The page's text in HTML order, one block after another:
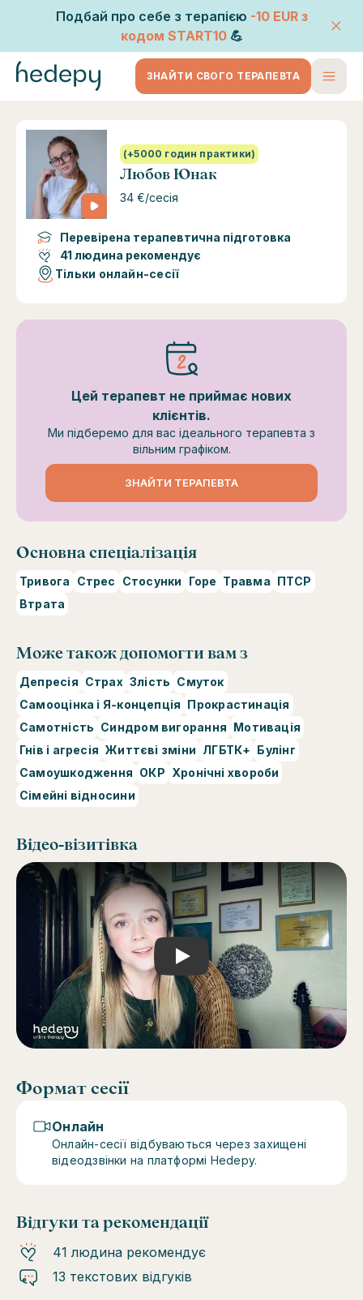
Подбай про себе з терапією -10 EURз
кодом START10💪
ЗНАЙТИ СВОГО ТЕРАПЕВТА
(+5000 годин практики)
Любов Юнак
34 €/сесія
Перевірена терапевтична підготовка
41 людина рекомендує
Тільки онлайн-сесії
Цей терапевт не приймає нових
клієнтів.
Ми підберемо для вас ідеального терапевта з
вільним графіком.
ЗНАЙТИ ТЕРАПЕВТА
Основна спеціалізація
Тривога Стрес Стосунки Горе Травма ПТСР
Втрата
Може також допомогти вам з
Депресія Страх Злість Смуток
Самооцінка і Я-концепція Прокрастинація
Самотність Синдром вигорання Мотивація
Гнів і агресія Життєві зміни ЛГБТК+ Булінг
Самоушкодження ОКР Хронічні хвороби
Сімейні відносини
Відео-візитівка
Play
Формат сесії
Онлайн
Онлайн-сесії відбуваються через захищені
відеодзвінки на платформі Hedepy.
Відгуки та рекомендації
41 людина рекомендує
13 текстових відгуків